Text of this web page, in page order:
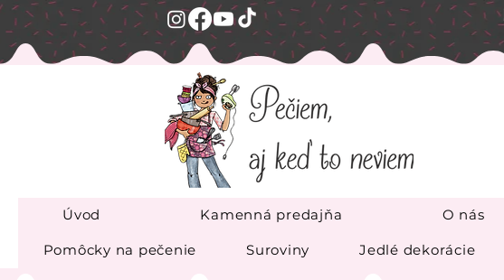
Úvod Kamenná predajňa O nás
Pomôcky na pečenie Suroviny Jedlé dekorácie